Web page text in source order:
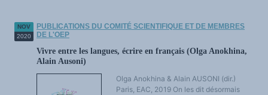
NOV
2020
PUBLICATIONS DU COMITÉ SCIENTIFIQUE ET DE MEMBRES
DE L'OEP
Vivre entre les langues, écrire en français (Olga Anokhina,
Alain Ausoni)
Olga Anokhina & Alain AUSONI (dir.)
Paris, EAC, 2019 On les dit désormais